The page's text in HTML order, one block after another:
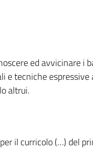
ed avvicinare i
tecniche
altrui.
il curricolo (…) del